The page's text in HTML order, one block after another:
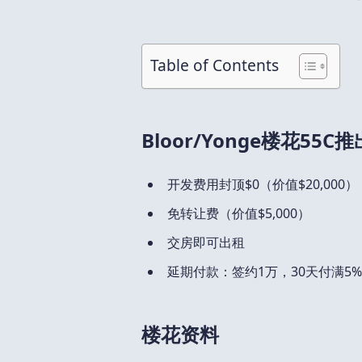
Table of Contents
Bloor/Yonge楼花55C推
开发费用封顶$0（价值$20,000）
免转让费（价值$5,000）
交房即可出租
延期付款：签约1万，30天付满
楼花资料